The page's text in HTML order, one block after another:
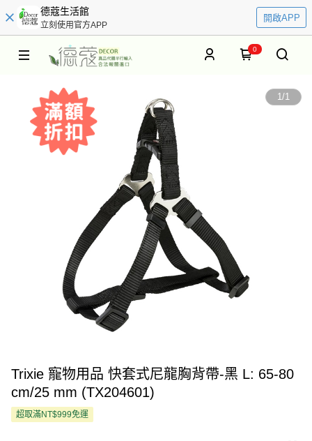
德蔻生活館
立刻使用官方APP
開啟APP
0
1/1
Trixie 寵物用品 快套式尼龍胸背帶-黑 L: 65-80
cm/25 mm (TX204601)
超取滿NT$999免運